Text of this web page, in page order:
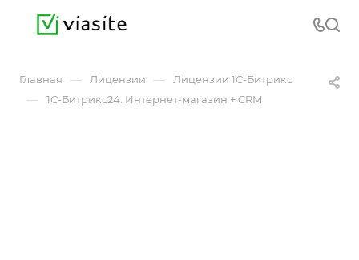
Главная — Лицензии — Лицензии 1С-Битрикс
— 1С-Битрикс24: Интернет-магазин + CRM